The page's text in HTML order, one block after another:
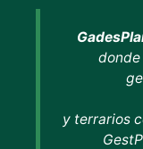
Saltar
y terrarios